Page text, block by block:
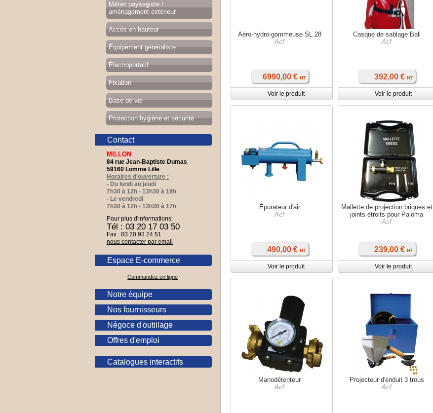
Métier paysagiste /
aménagement extérieur
Accès en hauteur
Équipement généraliste
Électroportatif
Fixation
Base de vie
Protection hygiène et sécurité
Contact
MILLON
84 rue Jean-Baptiste Dumas
59160 Lomme Lille
Horaires d'ouverture :
- Du lundi au jeudi
7h30 à 12h - 13h30 à 18h
- Le vendredi
7h30 à 12h - 13h30 à 17h
Pour plus d'informations:
Tél : 03 20 17 03 50
Fax : 03 20 93 24 51
nous contacter par email
Espace E-commerce
Commandez en ligne
Notre équipe
Nos fournisseurs
Négoce d'outillage
Offres d'emploi
Catalogues interactifs
Aéro-hydro-gommeuse SL 28
Acf
6990,00 € HT
Voir le produit
Casque de sablage Bali
Acf
392,00 € HT
Voir le produit
Épurateur d'air
Acf
490,00 € HT
Voir le produit
Mallette de projection briques et
joints étroits pour Paloma
Acf
239,00 € HT
Voir le produit
Manodétenteur
Acf
Projecteur d'enduit 3 trous
Acf